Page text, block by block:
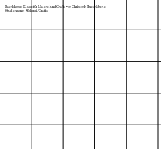
Fachklasse: Klasse für Malerei und Grafik von Christoph Ruckhäberle
Studiengang: Malerei/Grafik